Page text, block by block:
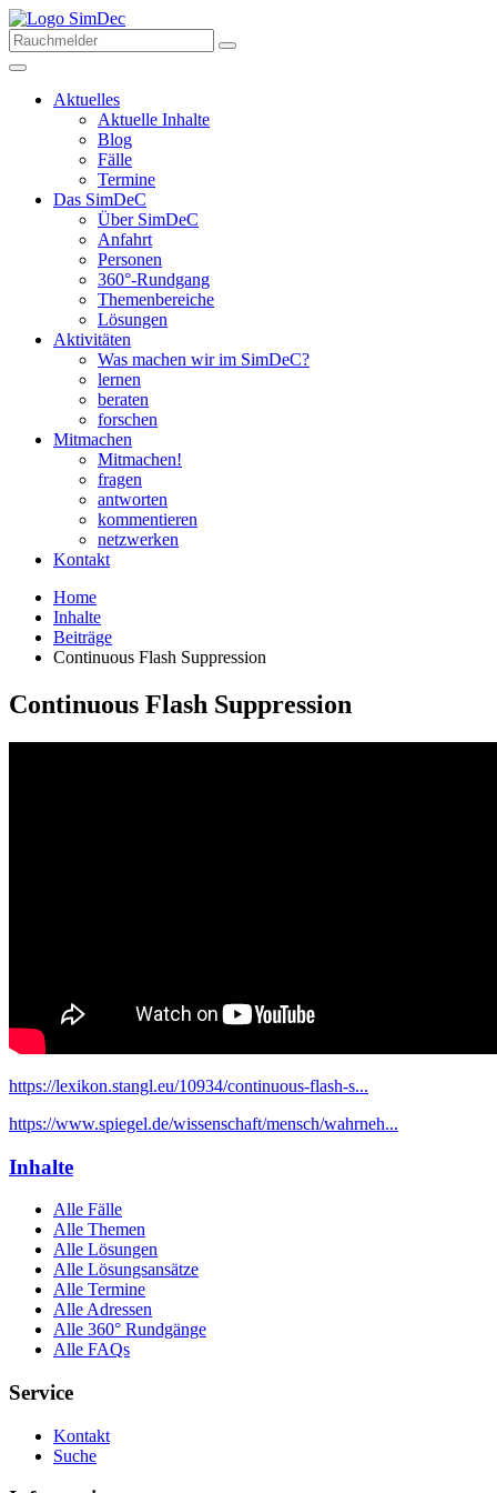
Aktuelles
Aktuelle Inhalte
Blog
Fälle
Termine
Das SimDeC
Über SimDeC
Anfahrt
Personen
360°-Rundgang
Themenbereiche
Lösungen
Aktivitäten
Was machen wir im SimDeC?
lernen
beraten
forschen
Mitmachen
Mitmachen!
fragen
antworten
kommentieren
netzwerken
Kontakt
Home
Inhalte
Beiträge
Continuous Flash Suppression
Continuous Flash Suppression
https://lexikon.stangl.eu/10934/continuous-flash-s...
https://www.spiegel.de/wissenschaft/mensch/wahrneh...
Inhalte
Alle Fälle
Alle Themen
Alle Lösungen
Alle Lösungsansätze
Alle Termine
Alle Adressen
Alle 360° Rundgänge
Alle FAQs
Service
Kontakt
Suche